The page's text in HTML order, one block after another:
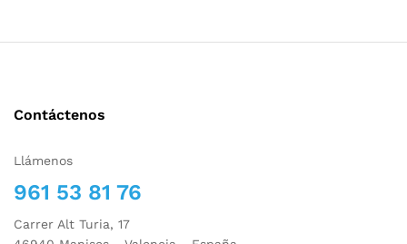
Contáctenos
Llámenos
961 53 81 76
Carrer Alt Turia, 17